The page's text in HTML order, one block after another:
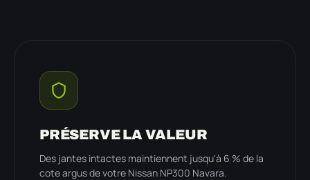
PRÉSERVE LA VALEUR
Des jantes intactes maintiennent jusqu'à 6 % de la
cote argus de votre Nissan NP300 Navara.